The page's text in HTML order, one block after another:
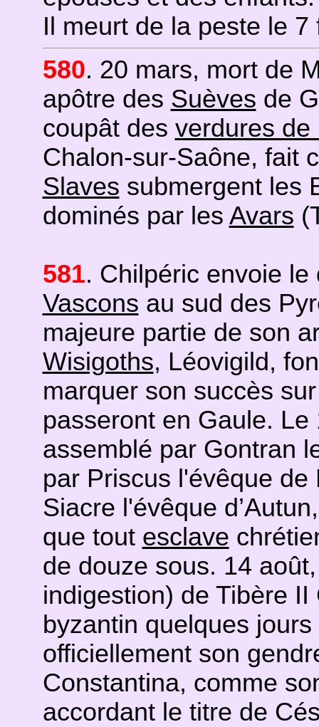
Il meurt de la peste le 7
580. 20 mars, mort de
apôtre des Suèves de
coupât des verdures de
Chalon-sur-Saône, fait
Slaves submergent les
dominés par les Avars
581. Chilpéric envoie
Vascons au sud des
majeure partie de son
Wisigoths, Léovigild,
marquer son succès
passeront en Gaule.
assemblé par Gontran
par Priscus l'évêque
Siacre l'évêque
que tout esclave
de douze sous. 14
indigestion) de Tibère
byzantin quelques
officiellement son
Constantina, comme
accordant le titre de